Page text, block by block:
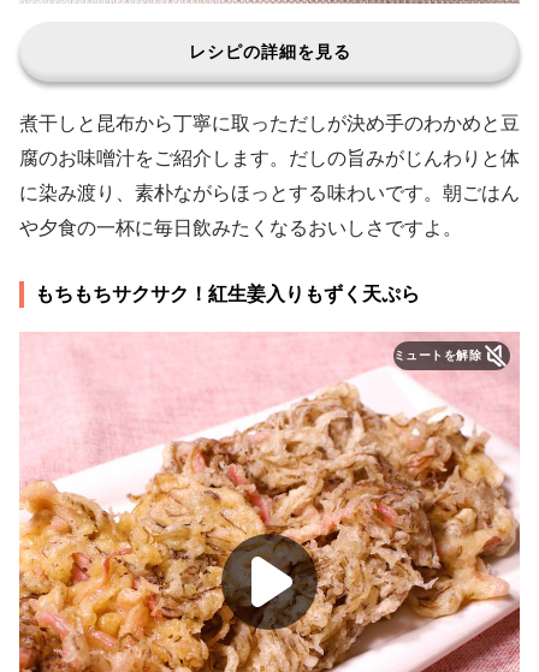
レシピの詳細を見る
煮干しと昆布から丁寧に取っただしが決め手のわかめと豆
腐のお味噌汁をご紹介します。だしの旨みがじんわりと体
に染み渡り、素朴ながらほっとする味わいです。朝ごはん
や夕食の一杯に毎日飲みたくなるおいしさですよ。
もちもちサクサク！紅生姜入りもずく天ぷら
ミュートを解除